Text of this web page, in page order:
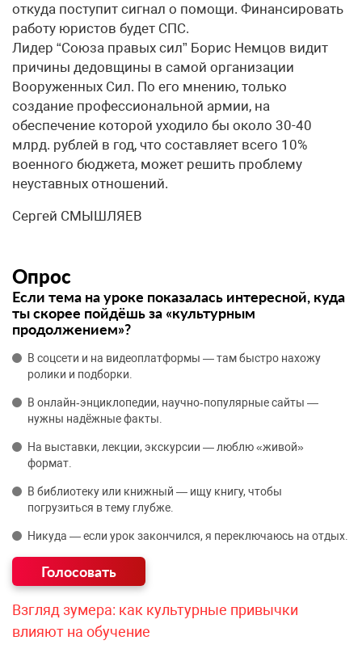
откуда поступит сигнал о помощи. Финансировать
работу юристов будет СПС.
Лидер “Союза правых сил” Борис Немцов видит
причины дедовщины в самой организации
Вооруженных Сил. По его мнению, только
создание профессиональной армии, на
обеспечение которой уходило бы около 30-40
млрд. рублей в год, что составляет всего 10%
военного бюджета, может решить проблему
неуставных отношений.
Сергей СМЫШЛЯЕВ
Опрос
Если тема на уроке показалась интересной, куда
ты скорее пойдёшь за «культурным
продолжением»?
В соцсети и на видеоплатформы — там быстро нахожу
ролики и подборки.
В онлайн‑энциклопедии, научно‑популярные сайты —
нужны надёжные факты.
На выставки, лекции, экскурсии — люблю «живой»
формат.
В библиотеку или книжный — ищу книгу, чтобы
погрузиться в тему глубже.
Никуда — если урок закончился, я переключаюсь на отдых.
Взгляд зумера: как культурные привычки
влияют на обучение